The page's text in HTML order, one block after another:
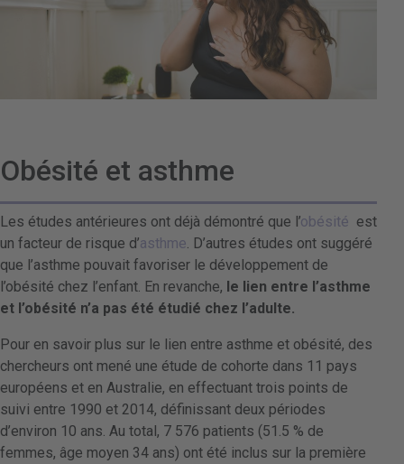
Obésité et asthme
Les études antérieures ont déjà démontré que l’obésité est
un facteur de risque d’asthme. D’autres études ont suggéré
que l’asthme pouvait favoriser le développement de
l’obésité chez l’enfant. En revanche, le lien entre l’asthme
et l’obésité n’a pas été étudié chez l’adulte.
Pour en savoir plus sur le lien entre asthme et obésité, des
chercheurs ont mené une étude de cohorte dans 11 pays
européens et en Australie, en effectuant trois points de
suivi entre 1990 et 2014, définissant deux périodes
d’environ 10 ans. Au total, 7 576 patients (51.5 % de
femmes, âge moyen 34 ans) ont été inclus sur la première